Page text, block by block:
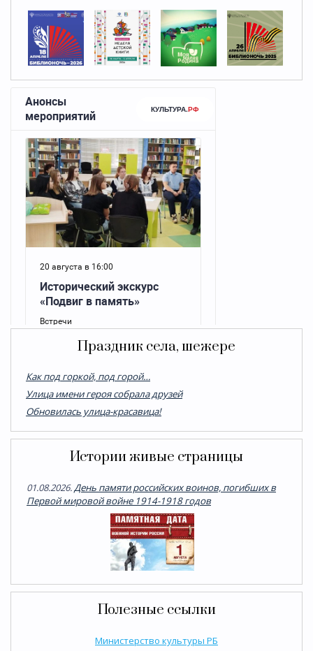
Праздник села, шежере
Как под горкой, под горой…
Улица имени героя собрала друзей
Обновилась улица-красавица!
Истории живые страницы
01.08.2026.День памяти российских воинов, погибших в
Первой мировой войне 1914-1918 годов
Полезные ссылки
Министерство культуры РБ